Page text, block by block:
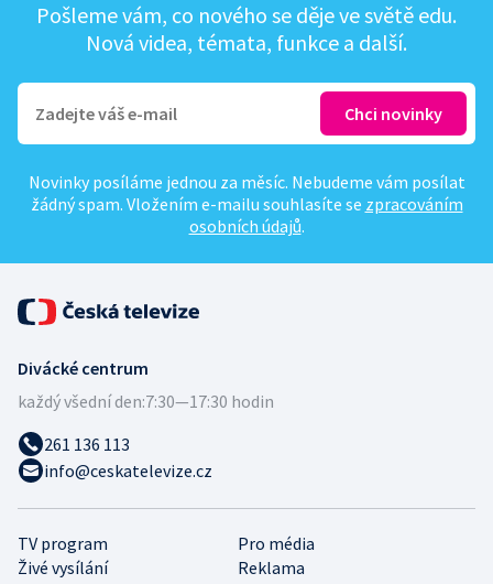
Pošleme vám, co nového se děje ve světě edu.
Nová videa, témata, funkce a další.
Novinky posíláme jednou za měsíc. Nebudeme vám posílat
žádný spam. Vložením e-mailu souhlasíte se zpracováním
osobních údajů.